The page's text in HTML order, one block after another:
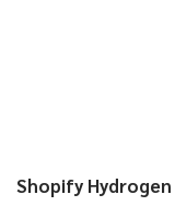
Shopify